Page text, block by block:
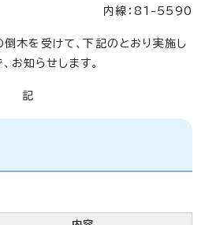
内線：81-5590
倒木を受けて、下記のとおり実施し
お知らせします。
記